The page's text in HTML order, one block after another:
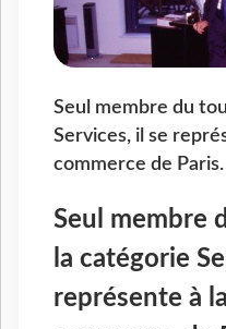
Seul membre du
Services, il se
commerce de Paris.
Seul membre
la catégorie
représente à